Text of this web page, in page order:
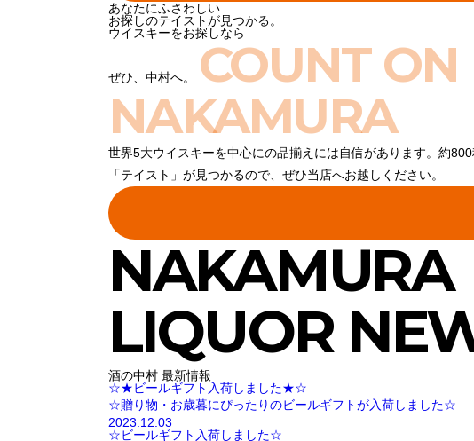
あなたにふさわしい
お探しのテイストが見つかる。
ウイスキーをお探しなら
ぜひ、中村へ。
COUNT ON
NAKAMURA
世界5大ウイスキーを中心にの品揃えには自信があります。約
「テイスト」が見つかるので、ぜひ当店へお越しください。
NAKAMURA
LIQUOR
酒の中村 最新情報
☆★ビールギフト入荷しました★☆
☆贈り物・お歳暮にぴったりのビールギフトが入荷しました☆
2023.12.03
☆ビールギフト入荷しました☆